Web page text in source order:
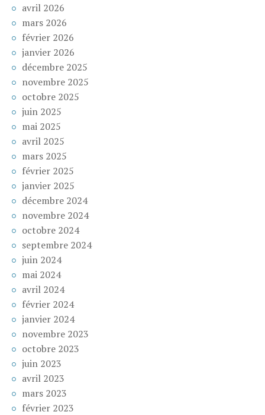
avril 2026
mars 2026
février 2026
janvier 2026
décembre 2025
novembre 2025
octobre 2025
juin 2025
mai 2025
avril 2025
mars 2025
février 2025
janvier 2025
décembre 2024
novembre 2024
octobre 2024
septembre 2024
juin 2024
mai 2024
avril 2024
février 2024
janvier 2024
novembre 2023
octobre 2023
juin 2023
avril 2023
mars 2023
février 2023